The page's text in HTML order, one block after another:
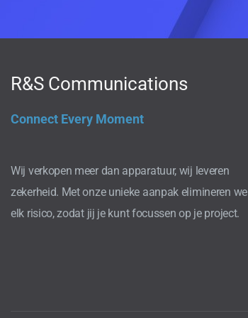
R&S Communications
Connect Every Moment
Wij verkopen meer dan apparatuur, wij leveren
zekerheid. Met onze unieke aanpak elimineren we
elk risico, zodat jij je kunt focussen op je project.